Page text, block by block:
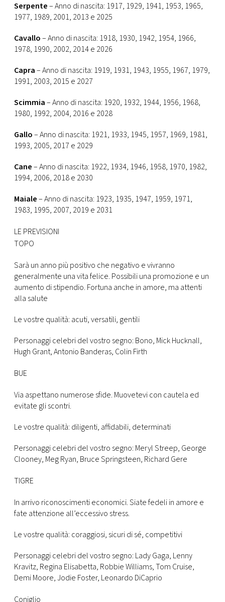
Serpente– Anno di nascita: 1917, 1929, 1941, 1953, 1965,
1977, 1989, 2001, 2013 e 2025
Cavallo– Anno di nascita: 1918, 1930, 1942, 1954, 1966,
1978, 1990, 2002, 2014 e 2026
Capra– Anno di nascita: 1919, 1931, 1943, 1955, 1967, 1979,
1991, 2003, 2015 e 2027
Scimmia– Anno di nascita: 1920, 1932, 1944, 1956, 1968,
1980, 1992, 2004, 2016 e 2028
Gallo– Anno di nascita: 1921, 1933, 1945, 1957, 1969, 1981,
1993, 2005, 2017 e 2029
Cane– Anno di nascita: 1922, 1934, 1946, 1958, 1970, 1982,
1994, 2006, 2018 e 2030
Maiale– Anno di nascita: 1923, 1935, 1947, 1959, 1971,
1983, 1995, 2007, 2019 e 2031
LE PREVISIONI
TOPO
Sarà un anno più positivo che negativo e vivranno
generalmente una vita felice. Possibili una promozione e un
aumento di stipendio. Fortuna anche in amore, ma attenti
alla salute
Le vostre qualità: acuti, versatili, gentili
Personaggi celebri del vostro segno: Bono, Mick Hucknall,
Hugh Grant, Antonio Banderas, Colin Firth
BUE
Via aspettano numerose sfide. Muovetevi con cautela ed
evitate gli scontri.
Le vostre qualità: diligenti, affidabili, determinati
Personaggi celebri del vostro segno: Meryl Streep, George
Clooney, Meg Ryan, Bruce Springsteen, Richard Gere
TIGRE
In arrivo riconoscimenti economici. Siate fedeli in amore e
fate attenzione all’eccessivo stress.
Le vostre qualità: coraggiosi, sicuri di sé, competitivi
Personaggi celebri del vostro segno: Lady Gaga, Lenny
Kravitz, Regina Elisabetta, Robbie Williams, Tom Cruise,
Demi Moore, Jodie Foster, Leonardo DiCaprio
Coniglio